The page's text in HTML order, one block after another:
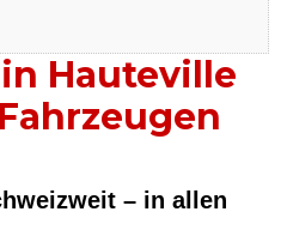
Hauteville
– in allen